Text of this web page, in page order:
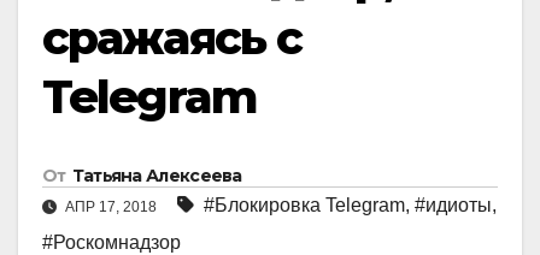
сражаясь с
Telegram
От Татьяна Алексеева
АПР 17, 2018 #Блокировка Telegram, #идиоты,
#Роскомнадзор